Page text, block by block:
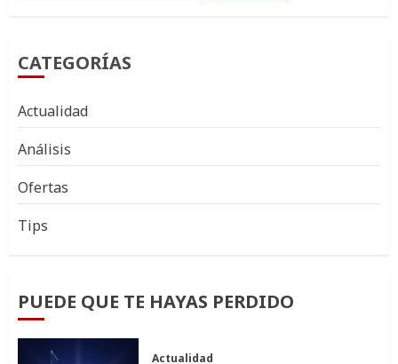
CATEGORÍAS
Actualidad
Análisis
Ofertas
Tips
PUEDE QUE TE HAYAS PERDIDO
Actualidad